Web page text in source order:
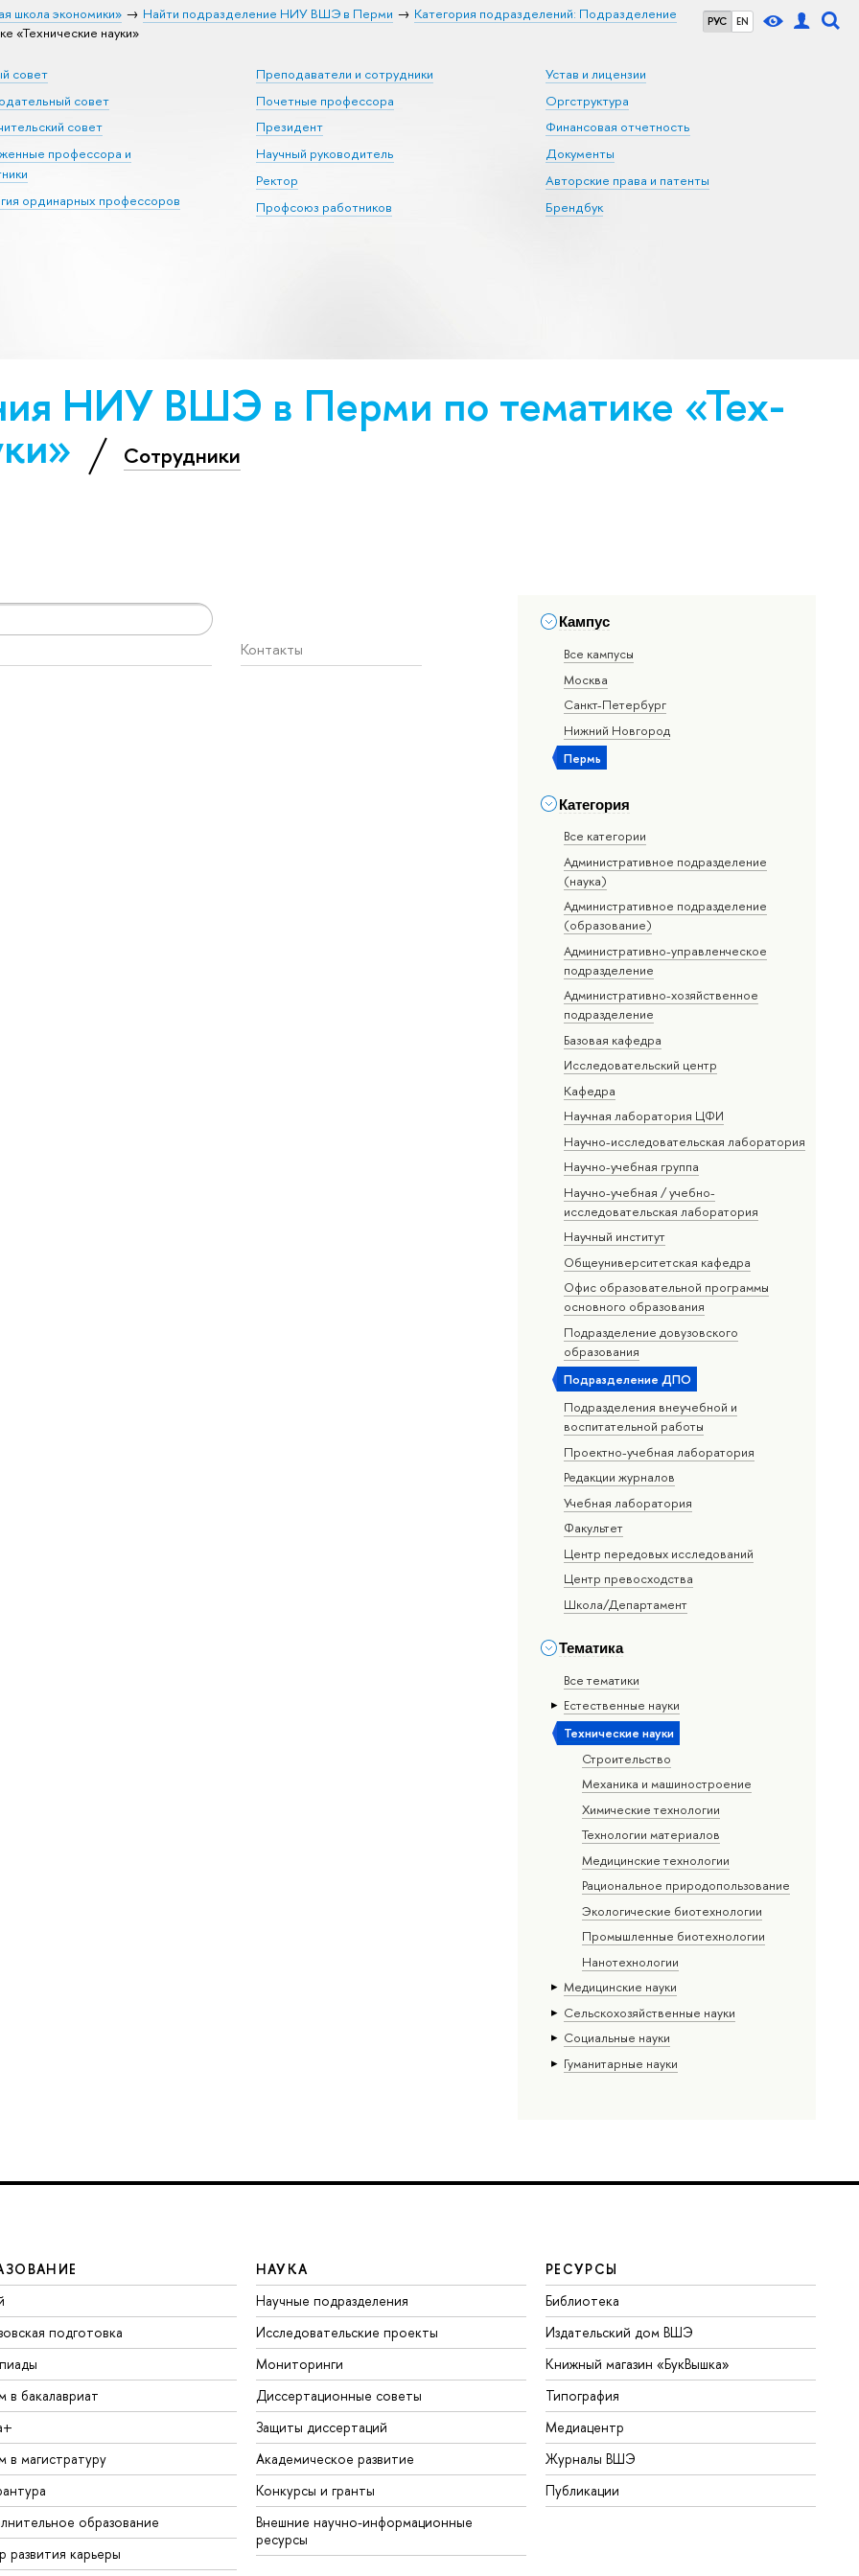
РУС EN
школа экономики» Найти подразделение НИУ ВШЭ в Перми
Категория подразделений: Подразделение
науки»
совет
совет
совет
профессора и
ординарных профессоров
Преподаватели и сотрудники
Почетные профессора
Президент
Научный руководитель
Ректор
Профсоюз работников
Устав и лицензии
Оргструктура
Финансовая отчетность
Документы
Авторские права и патенты
Брендбук
НИУ ВШЭ в Перми по тематике «Тех­
Сотрудники
Кампус
Все кампусы
Москва
Санкт-Петербург
Нижний Новгород
Пермь
Категория
Все категории
Административное подразделение
(наука)
Административное подразделение
(образование)
Административно-управленческое
подразделение
Административно-хозяйственное
подразделение
Базовая кафедра
Исследовательский центр
Кафедра
Научная лаборатория ЦФИ
Научно-исследовательская лаборатория
Научно-учебная группа
Научно-учебная / учебно-
исследовательская лаборатория
Научный институт
Общеуниверситетская кафедра
Офис образовательной программы
основного образования
Подразделение довузовского
образования
Подразделение ДПО
Подразделения внеучебной и
воспитательной работы
Проектно-учебная лаборатория
Редакции журналов
Учебная лаборатория
Факультет
Центр передовых исследований
Центр превосходства
Школа/Департамент
Тематика
Все тематики
Естественные науки
Тех­ничес­кие науки
Строительство
Механика и машиностроение
Химические технологии
Технологии материалов
Медицинские технологии
Рациональное природопользование
Экологические биотехнологии
Промышленные биотехнологии
Нанотехнологии
Медицинские науки
Сельскохозяйственные науки
Социальные науки
Гуманитарные науки
Контакты
подготовка
в бакалавриат
в магистратуру
образование
развития карьеры
НАУКА
Научные подразделения
Исследовательские проекты
Мониторинги
Диссертационные советы
Защиты диссертаций
Академическое развитие
Конкурсы и гранты
Внешние научно-информационные
ресурсы
РЕСУРСЫ
Библиотека
Издательский дом ВШЭ
Книжный магазин «БукВышка»
Типография
Медиацентр
Журналы ВШЭ
Публикации